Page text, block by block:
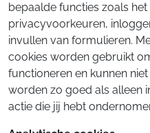
bepaalde functies zoals
privacyvoorkeuren,
invullen van formulieren.
cookies worden gebruikt
functioneren en kunnen
worden zo goed als alleen
actie die jij hebt